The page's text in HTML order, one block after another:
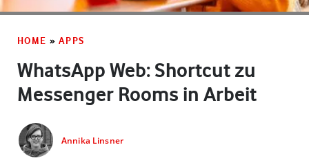
HOME » APPS
WhatsApp Web: Shortcut zu
Messenger Rooms in Arbeit
Annika Linsner